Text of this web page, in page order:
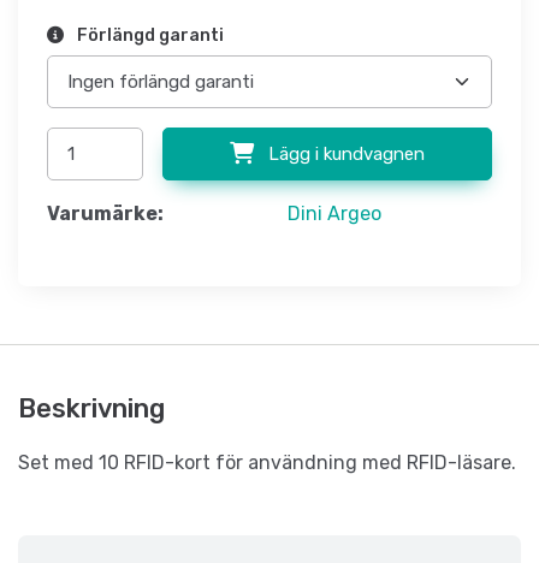
Förlängd garanti
Lägg i kundvagnen
Varumärke: Dini Argeo
Beskrivning
Set med 10 RFID-kort för användning med RFID-läsare.